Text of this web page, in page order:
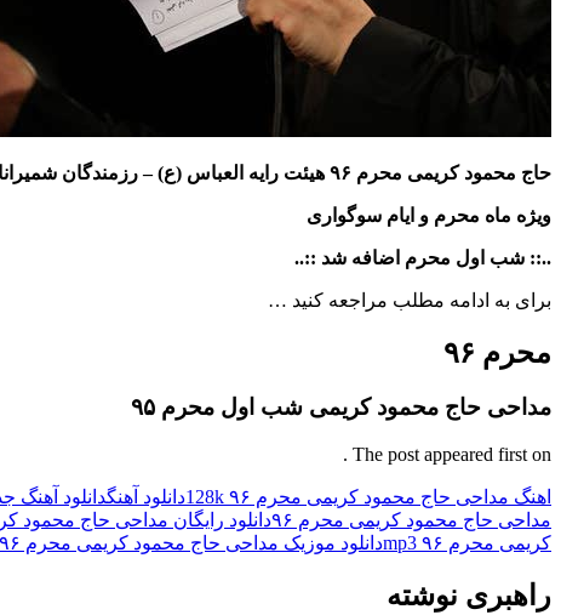
حاج محمود کریمی محرم ۹۶ هیئت رایه العباس (ع) – رزمندگان شمیرانات
ویژه ماه محرم و ایام سوگواری
..:: شب اول محرم اضافه شد ::..
برای به ادامه مطلب مراجعه کنید …
محرم ۹۶
مداحی حاج محمود کریمی شب اول محرم ۹۵
The post appeared first on .
اهنگ مداحی حاج محمود کریمی محرم ۹۶ 128k دانلود آهنگدانلود آهنگ
مداحی حاج محمود کریمی محرم ۹۶
دانلود رایگان مداحی حاج محمود
کریمی محرم ۹۶ mp3
دانلود موزیک مداحی حاج محمود کریمی محرم ۹۶
راهبری نوشته